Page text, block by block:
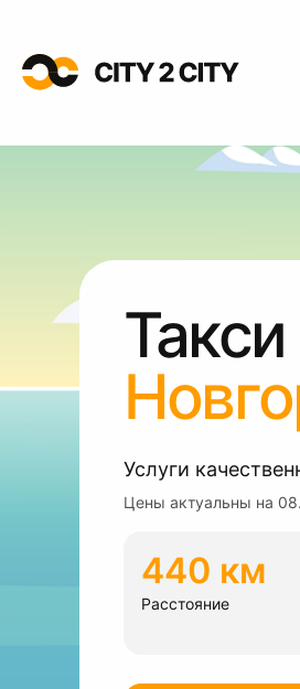
Такси
Услуги
Цены актуальны на
440 км
Расстояние